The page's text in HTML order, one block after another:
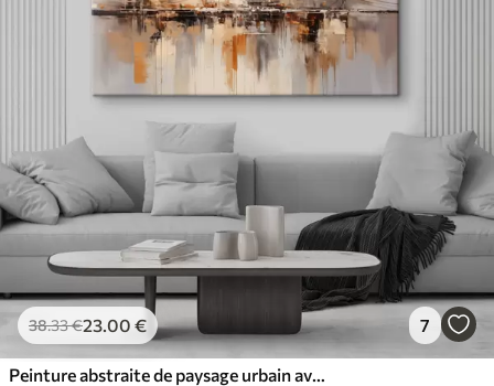
38.33€23.00 € 7
Peinture abstraite de paysage urbain avec de grands bâtiments dans des tons de brun, de gris et de blanc, se reflétant dans l'eau